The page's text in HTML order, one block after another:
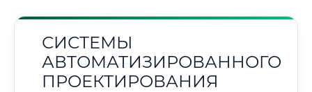
СИСТЕМЫ
АВТОМАТИЗИРОВАННОГО
ПРОЕКТИРОВАНИЯ